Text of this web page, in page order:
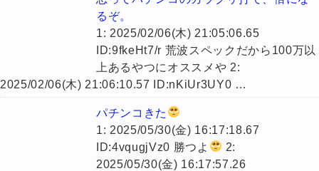
るぞ。
1: 2025/02/06(木) 21:05:06.65
ID:9fkeHt7/r 荒波スペックだから100万以
上あるやつにオススメや 2:
2025/02/06(木) 21:06:10.57 ID:nKiUr3UY0 …
パチンコきた
1: 2025/05/30(金) 16:17:18.67
ID:4vqugjVz0 勝つよ
2:
2025/05/30(金) 16:17:57.26